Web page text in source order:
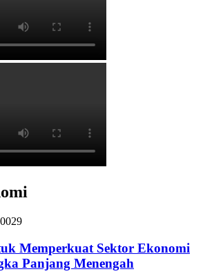
Memperkuat Sektor Ekonomi
Panjang Menengah